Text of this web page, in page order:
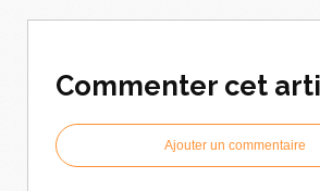
Commenter cet
Ajouter un commentaire